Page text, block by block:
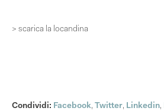
> scarica la locandina
Condividi: Facebook, Twitter, Linkedin,